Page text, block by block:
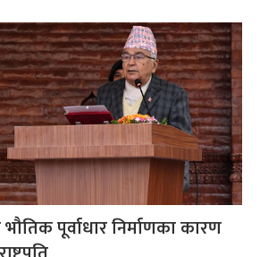
पूर्वाधार निर्माणका कारण